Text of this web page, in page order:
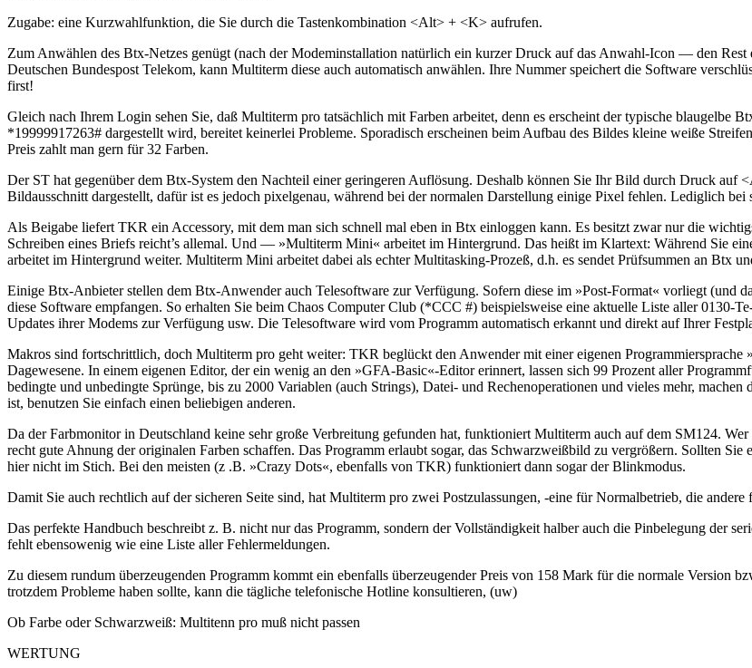
Zugabe: eine Kurzwahlfunktion, die Sie durch die Tastenkombination <Alt> + <K> aufrufen.
Zum Anwählen des Btx-Netzes genügt (nach der Modeminstallation natürlich ein kurzer Druck auf das Anwahl-Icon — den Rest
Deutschen Bundespost Telekom, kann Multiterm diese auch automatisch anwählen. Ihre Nummer speichert die Software
first!
Gleich nach Ihrem Login sehen Sie, daß Multiterm pro tatsächlich mit Farben arbeitet, denn es erscheint der typische blaugelbe
*19999917263# dargestellt wird, bereitet keinerlei Probleme. Sporadisch erscheinen beim Aufbau des Bildes kleine weiße
Preis zahlt man gern für 32 Farben.
Der ST hat gegenüber dem Btx-System den Nachteil einer geringeren Auflösung. Deshalb können Sie Ihr Bild durch Druck
Bildausschnitt dargestellt, dafür ist es jedoch pixelgenau, während bei der normalen Darstellung einige Pixel fehlen. Lediglich
Als Beigabe liefert TKR ein Accessory, mit dem man sich schnell mal eben in Btx einloggen kann. Es besitzt zwar nur die
Schreiben eines Briefs reicht’s allemal. Und — »Multiterm Mini« arbeitet im Hintergrund. Das heißt im Klartext: Während Sie
arbeitet im Hintergrund weiter. Multiterm Mini arbeitet dabei als echter Multitasking-Prozeß, d.h. es sendet Prüfsummen an Btx
Einige Btx-Anbieter stellen dem Btx-Anwender auch Telesoftware zur Verfügung. Sofern diese im »Post-Format« vorliegt (und
diese Software empfangen. So erhalten Sie beim Chaos Computer Club (*CCC #) beispielsweise eine aktuelle Liste aller
Updates ihrer Modems zur Verfügung usw. Die Telesoftware wird vom Programm automatisch erkannt und direkt auf Ihrer
Makros sind fortschrittlich, doch Multiterm pro geht weiter: TKR beglückt den Anwender mit einer eigenen
Dagewesene. In einem eigenen Editor, der ein wenig an den »GFA-Basic«-Editor erinnert, lassen sich 99 Prozent aller
bedingte und unbedingte Sprünge, bis zu 2000 Variablen (auch Strings), Datei- und Rechenoperationen und vieles mehr,
ist, benutzen Sie einfach einen beliebigen anderen.
Da der Farbmonitor in Deutschland keine sehr große Verbreitung gefunden hat, funktioniert Multiterm auch auf dem SM124.
recht gute Ahnung der originalen Farben schaffen. Das Programm erlaubt sogar, das Schwarzweißbild zu vergrößern. Sollten
hier nicht im Stich. Bei den meisten (z .B. »Crazy Dots«, ebenfalls von TKR) funktioniert dann sogar der Blinkmodus.
Damit Sie auch rechtlich auf der sicheren Seite sind, hat Multiterm pro zwei Postzulassungen, -eine für Normalbetrieb, die
Das perfekte Handbuch beschreibt z. B. nicht nur das Programm, sondern der Vollständigkeit halber auch die Pinbelegung der
fehlt ebensowenig wie eine Liste aller Fehlermeldungen.
Zu diesem rundum überzeugenden Programm kommt ein ebenfalls überzeugender Preis von 158 Mark für die normale Version
trotzdem Probleme haben sollte, kann die tägliche telefonische Hotline konsultieren, (uw)
Ob Farbe oder Schwarzweiß: Multitenn pro muß nicht passen
WERTUNG